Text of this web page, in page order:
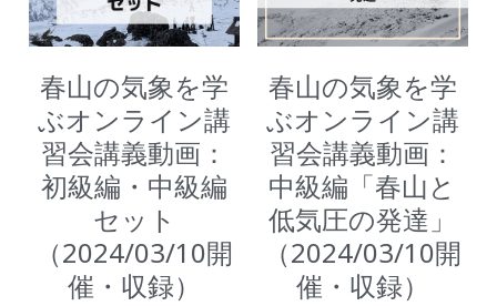
春山の気象を学
ぶオンライン講
習会講義動画：
初級編・中級編
セット
（2024/03/10開
催・収録）
春山の気象を学
ぶオンライン講
習会講義動画：
中級編「春山と
低気圧の発達」
（2024/03/10開
催・収録）